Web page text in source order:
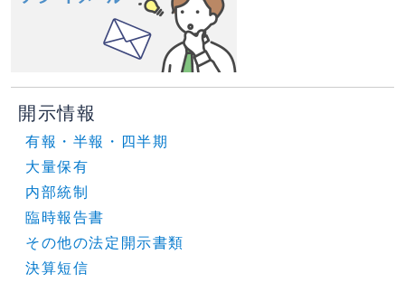
開示情報
有報・半報・四半期
大量保有
内部統制
臨時報告書
その他の法定開示書類
決算短信